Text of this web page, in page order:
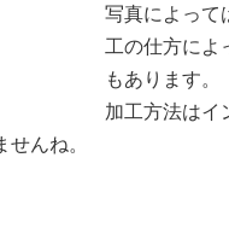
写真によって
工の仕方によ
もあります。
加工方法はイ
んね。